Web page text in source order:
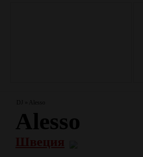
DJ » Alesso
Alesso
Швеция